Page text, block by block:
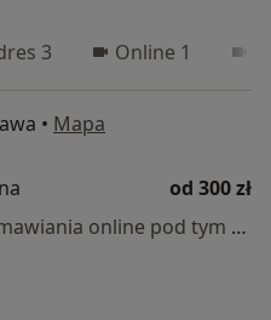
3 Online 1
• Mapa
od 300 zł
Specjalista nie oferuje umawiania online pod tym adresem.